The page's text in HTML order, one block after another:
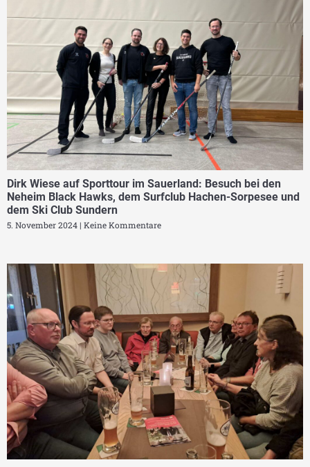
Dirk Wiese auf Sporttour im Sauerland: Besuch bei den
Neheim Black Hawks, dem Surfclub Hachen-Sorpesee und
dem Ski Club Sundern
5. November 2024 Keine Kommentare